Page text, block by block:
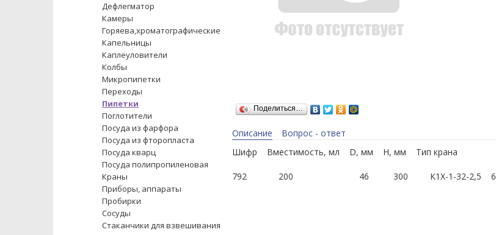
Дефлегматор
Камеры
Горяева,хроматографические
Капельницы
Каплеуловители
Колбы
Микропипетки
Переходы
Пипетки
Поглотители
Посуда из фарфора
Посуда из фторопласта
Посуда кварц
Посуда полипропиленовая
Краны
Приборы, аппараты
Пробирки
Сосуды
Стаканчики для взвешивания
Поделиться…
Описание
Вопрос - ответ
Шифр Вместимость, мл D, мм Н, мм Тип крана
792 200 46 300 К1Х-1-32-2,5 6